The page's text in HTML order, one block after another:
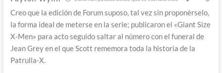
Creo que la edición de Forum suposo, tal vez sin proponérselo,
la forma ideal de meterse en la serie; publicaron el «Giant Size
X-Men» para acto seguido saltar al número con el funeral de
Jean Grey en el que Scott rememora toda la historia de la
Patrulla-X.